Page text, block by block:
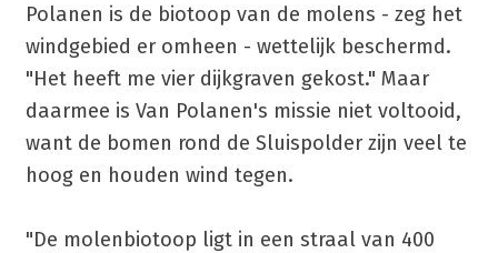
Polanen is de biotoop van de molens - zeg het
windgebied er omheen - wettelijk beschermd.
"Het heeft me vier dijkgraven gekost." Maar
daarmee is Van Polanen's missie niet voltooid,
want de bomen rond de Sluispolder zijn veel te
hoog en houden wind tegen.
"De molenbiotoop ligt in een straal van 400